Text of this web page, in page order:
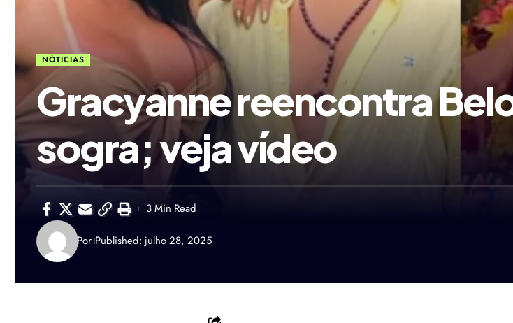
NÓTICIAS
Gracyanne reencontra
sogra; veja vídeo
Por Published: julho 28, 2025
3 Min Read